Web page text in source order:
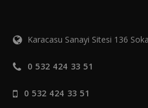
Karacasu Sanayi Sitesi 136
0 532 424 33 51
0 532 424 33 51